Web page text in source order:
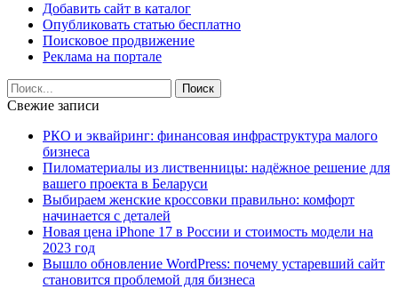
Добавить сайт в каталог
Опубликовать статью бесплатно
Поисковое продвижение
Реклама на портале
Свежие записи
РКО и эквайринг: финансовая инфраструктура малого
бизнеса
Пиломатериалы из лиственницы: надёжное решение для
вашего проекта в Беларуси
Выбираем женские кроссовки правильно: комфорт
начинается с деталей
Новая цена iPhone 17 в России и стоимость модели на
2023 год
Вышло обновление WordPress: почему устаревший сайт
становится проблемой для бизнеса